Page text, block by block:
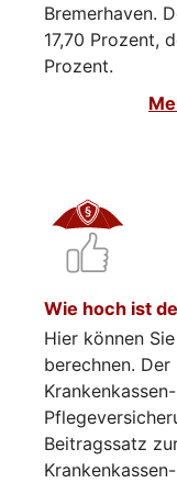
Bremerhaven.
17,70 Prozent,
Prozent.
Wie hoch ist
Hier können
berechnen.
Beitragssatz